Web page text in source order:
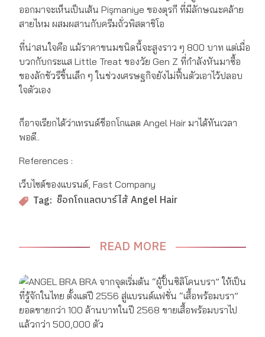
ออกมาจะเห็นเป็นเส้น Pişmaniye ของตุรกี ที่มีลักษณะคล้าย
สายไหม ผสมผสานกับครีมถั่วพิสตาชิโอ
ที่น่าสนใจคือ แม้ราคาขนมชนิดนี้จะสูงราว ๆ 800 บาท แต่เมื่อ
บวกกับกระแส Little Treat ของวัย Gen Z ที่กำลังหันมาซื้อ
ของลักชัวรีชิ้นเล็ก ๆ ในช่วงเศรษฐกิจยังไม่ฟื้นตัวเอาไว้ปลอบ
ใจตัวเอง
ก็อาจเรียกได้ว่าเทรนด์ช็อกโกแลต Angel Hair มาได้ทันเวลา
พอดี..
References :
เว็บไซต์ของแบรนด์, Fast Company
Tag: ช็อกโกแลตบาร์ไส้ Angel Hair
READ MORE